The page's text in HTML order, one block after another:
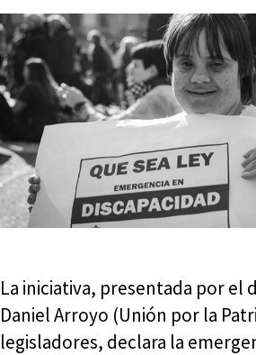
La iniciativa, presentada por el
Daniel Arroyo (Unión por la
legisladores, declara la